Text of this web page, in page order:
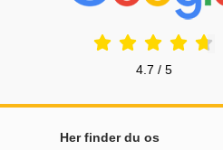
4.7 / 5
Her finder du os